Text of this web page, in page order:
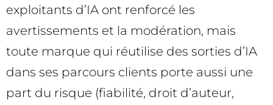
exploitants d’IA ont renforcé les
avertissements et la modération, mais
toute marque qui réutilise des sorties d’IA
dans ses parcours clients porte aussi une
part du risque (fiabilité, droit d’auteur,